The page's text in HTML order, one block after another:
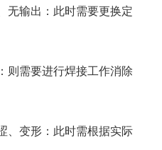
无输出：此时需要更换定
则需要进行焊接工作消除
、变形：此时需根据实际